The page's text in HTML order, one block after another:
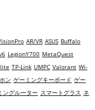
AR/VR ASUS Buffalo
LegionY700 MetaQuest
TP-Link UMPC Valorant Wi-
ン ゲーミングキーボード ゲー
ングルーター スマートグラス ネ